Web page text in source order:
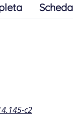
c2